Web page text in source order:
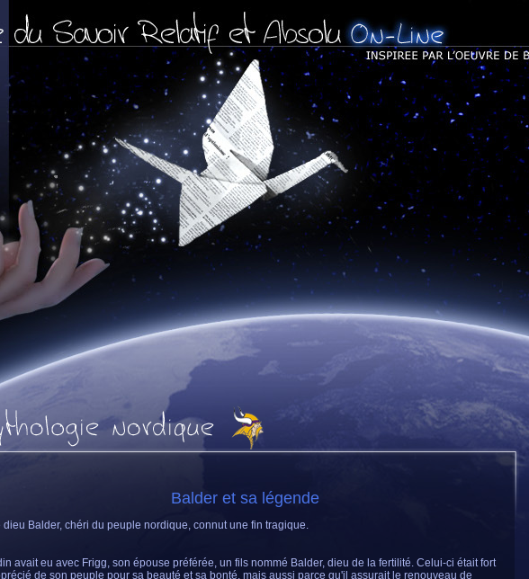
Balder et sa légende
dieu Balder, chéri du peuple nordique, connut une fin tragique.
avait eu avec Frigg, son épouse préférée, un fils nommé Balder, dieu de la fertilité. Celui-ci était fort
de son peuple pour sa beauté et sa bonté, mais aussi parce qu'il assurait le renouveau de